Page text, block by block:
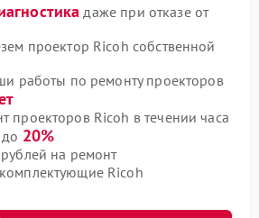
даже при отказе от
проектор Ricoh собственной
работы по ремонту проекторов
проекторов Ricoh в течении часа
20%
на ремонт
Ricoh